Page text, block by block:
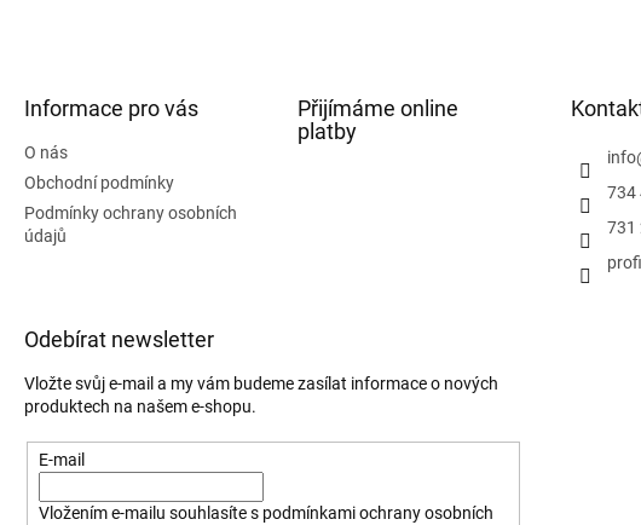
Informace pro vás
O nás
Obchodní podmínky
Podmínky ochrany osobních
údajů
Přijímáme online
platby
info
734
731
Odebírat newsletter
Vložte svůj e-mail a my vám budeme zasílat informace o nových
produktech na našem e-shopu.
E-mail
Vložením e-mailu souhlasíte s podmínkami ochrany osobních